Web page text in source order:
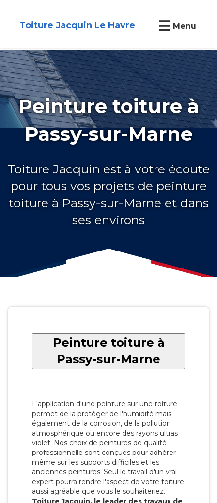
Toiture Jacquin Le Havre Menu
Peinture toiture à
Passy-sur-Marne
Toiture Jacquin est à votre écoute
pour tous vos projets de peinture
toiture à Passy-sur-Marne et dans
ses environs
Peinture toiture à
Passy-sur-Marne
L'application d'une peinture sur une toiture
permet de la protéger de l'humidité mais
également de la corrosion, de la pollution
atmosphérique ou encore des rayons ultras
violet. Nos choix de peintures de qualité
professionnelle sont conçues pour adhérer
même sur les supports difficiles et les
anciennes peintures. Seul le travail d'un vrai
expert pourra rendre l'aspect de votre toiture
aussi agréable que vous le souhaiteriez.
Toiture Jacquin, le leader des travaux de